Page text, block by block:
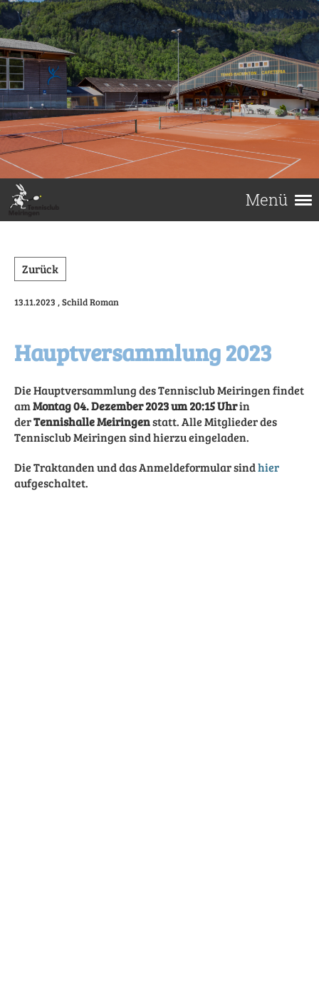
Menü
Zurück
13.11.2023 , Schild Roman
Hauptversammlung 2023
Die Hauptversammlung des Tennisclub Meiringen findet
amMontag04. Dezember 2023 um 20:15 Uhrin
derTennishalle Meiringenstatt. Alle Mitglieder des
Tennisclub Meiringen sind hierzu eingeladen.
Die Traktanden und das Anmeldeformular sindhier
aufgeschaltet.